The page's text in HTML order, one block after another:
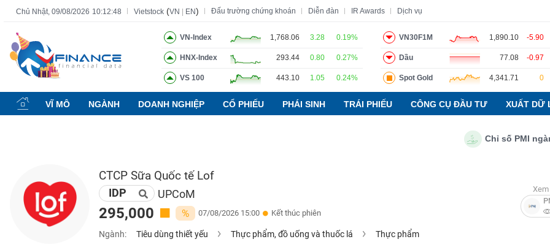
Chủ Nhật, 09/08/2026 10:12:49 Vietstock (VN EN) Đấu trường chứng khoán Diễn đàn IR Awards Dịch vụ
VN-Index 1,768.06 3.28 0.19%
HNX-Index 293.44 0.80 0.27%
VS 100 443.10 1.05 0.24%
VN30F1M 1,890.10 -5.90
Dầu 77.08 -0.97
Spot Gold 4,341.71 0
VĨ MÔ NGÀNH DOANH NGHIỆP CỔ PHIẾU PHÁI SINH TRÁI PHIẾU CÔNG CỤ ĐẦU TƯ XUẤT DỮ
Chỉ số PMI ngành
CTCP Sữa Quốc tế Lof
IDP UPCoM
295,000 % 07/08/2026 15:00 Kết thúc phiên
Ngành: Tiêu dùng thiết yếu Thực phẩm, đồ uống và thuốc lá Thực phẩm
Tất cả Tính năng Ngành Mã chứng khoán Lãnh đạo Báo cáo phân tích Thuật ngữ
Tính
năng
(-)
CHỨNG
KHOÁN